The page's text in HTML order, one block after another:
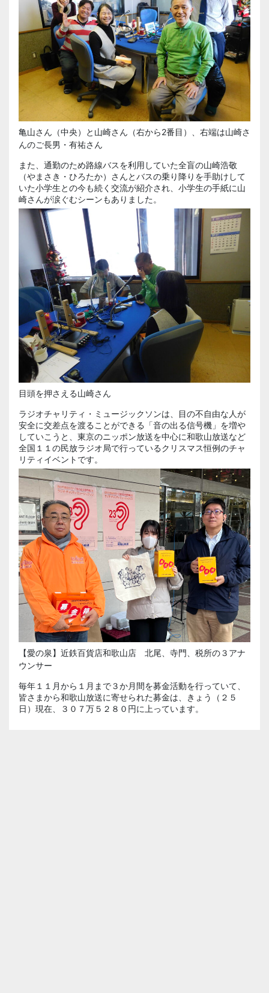
亀山さん（中央）と山崎さん（右から2番目）、右端は山崎さ
んのご長男・有祐さん
また、通勤のため路線バスを利用していた全盲の山崎浩敬
（やまさき・ひろたか）さんとバスの乗り降りを手助けして
いた小学生との今も続く交流が紹介され、小学生の手紙に山
崎さんが涙ぐむシーンもありました。
目頭を押さえる山崎さん
ラジオチャリティ・ミュージックソンは、目の不自由な人が
安全に交差点を渡ることができる「音の出る信号機」を増や
していこうと、東京のニッポン放送を中心に和歌山放送など
全国１１の民放ラジオ局で行っているクリスマス恒例のチャ
リティイベントです。
【愛の泉】近鉄百貨店和歌山店 北尾、寺門、税所の３アナ
ウンサー
毎年１１月から１月まで３か月間を募金活動を行っていて、
皆さまから和歌山放送に寄せられた募金は、きょう（２５
日）現在、３０７万５２８０円に上っています。